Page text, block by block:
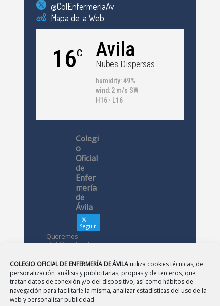
COLEGIO OFICIAL DE ENFERMERÍA DE ÁVILA utiliza cookies técnicas, de
personalización, análisis y publicitarias, propias y de terceros, que
tratan datos de conexión y/o del dispositivo, así como hábitos de
navegación para facilitarle la misma, analizar estadísticas del uso de la
web y personalizar publicidad.
@ColEnfermeriaAv
Mapa de la Web
16C Avila
Nubes Dispersas
humidity: 49%
wind: 2 m/s SW
H16 • L16
Colegi
o
Oficial
de
Enfer
mería
de
Ávila
Seguir
Queremos
visibilizar la labor
enfermeras. ¿Nos
conoces?
AvatarColegio
Oficial de